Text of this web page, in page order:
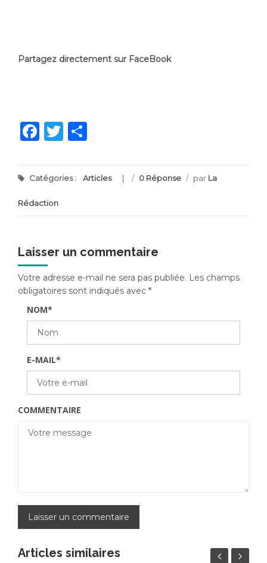
Partagez directement sur FaceBook
Facebook
Twitter
Catégories : Articles / 0 Réponse / par La
Rédaction
Laisser un commentaire
Votre adresse e-mail ne sera pas publiée. Les champs
obligatoires sont indiqués avec *
NOM*
E-MAIL*
COMMENTAIRE
Articles similaires